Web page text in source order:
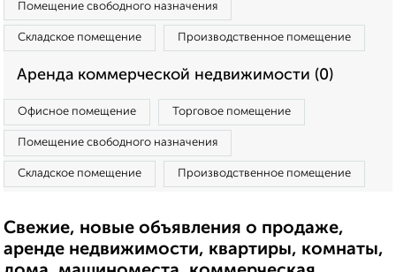
Помещение свободного назначения
Складское помещение Производственное помещение
Аренда коммерческой недвижимости (0)
Офисное помещение Торговое помещение
Помещение свободного назначения
Складское помещение Производственное помещение
Свежие, новые объявления о продаже,
аренде недвижимости, квартиры, комнаты,